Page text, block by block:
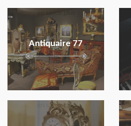
Antiquaire 77
en savoir plus
en savoir plus